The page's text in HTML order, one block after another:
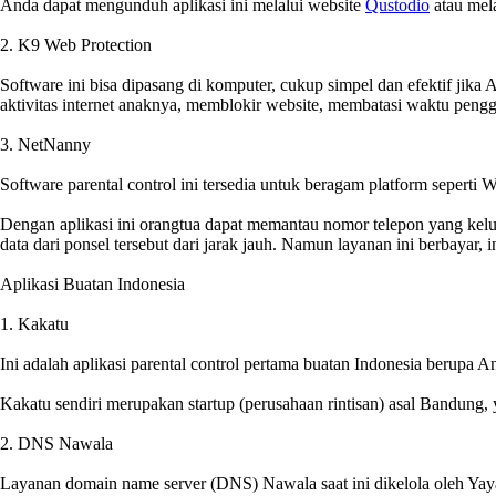
Anda dapat mengunduh aplikasi ini melalui website Qustodio atau
2. K9 Web Protection
Software ini bisa dipasang di komputer, cukup simpel dan efektif jika
aktivitas internet anaknya, memblokir website, membatasi waktu
3. NetNanny
Software parental control ini tersedia untuk beragam platform
Dengan aplikasi ini orangtua dapat memantau nomor telepon yang
data dari ponsel tersebut dari jarak jauh. Namun layanan ini
Aplikasi Buatan Indonesia
1. Kakatu
Ini adalah aplikasi parental control pertama buatan Indonesia berupa
Kakatu sendiri merupakan startup (perusahaan rintisan) asal
2. DNS Nawala
Layanan domain name server (DNS) Nawala saat ini dikelola oleh